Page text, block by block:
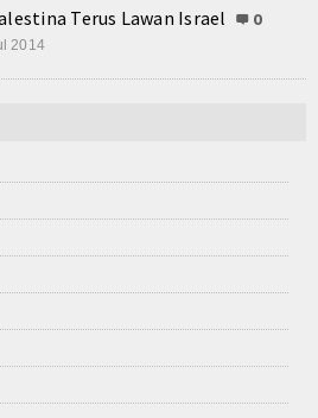
Terus Lawan Israel 0
2014